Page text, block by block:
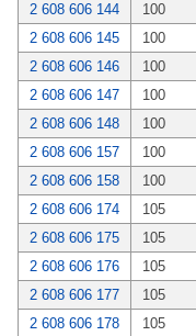
2 608 606 144
100
2 608 606 145
100
2 608 606 146
100
2 608 606 147
100
2 608 606 148
100
2 608 606 157
100
2 608 606 158
100
2 608 606 174
105
2 608 606 175
105
2 608 606 176
105
2 608 606 177
105
2 608 606 178
105